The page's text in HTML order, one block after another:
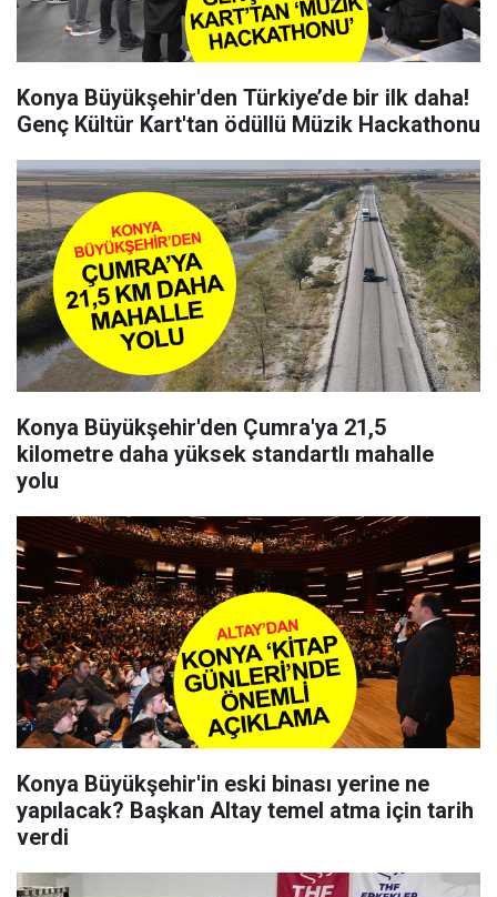
Konya Büyükşehir'den Türkiye’de bir ilk daha!
Genç Kültür Kart'tan ödüllü Müzik Hackathonu
Konya Büyükşehir'den Çumra'ya 21,5
kilometre daha yüksek standartlı mahalle
yolu
Konya Büyükşehir'in eski binası yerine ne
yapılacak? Başkan Altay temel atma için tarih
verdi